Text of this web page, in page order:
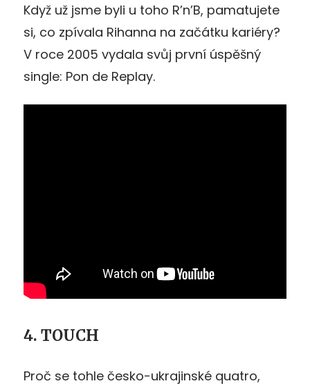
Když už jsme byli u toho R’n’B, pamatujete
si, co zpívala Rihanna na začátku kariéry?
V roce 2005 vydala svůj první úspěšný
single: Pon de Replay.
4. TOUCH
Proč se tohle česko-ukrajinské quatro,